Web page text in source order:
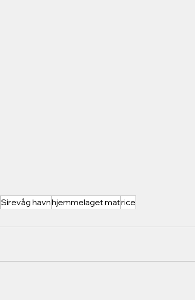
Sirevåg havnhjemmelaget matrice